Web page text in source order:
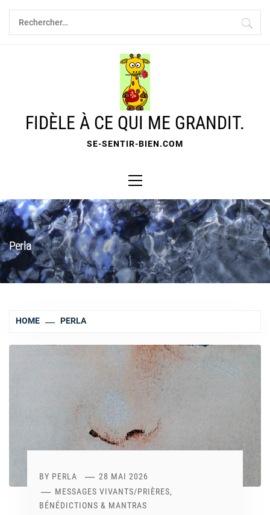
Skip
content
Rechercher :
FIDÈLE À CE QUI ME GRANDIT.
SE-SENTIR-BIEN.COM
Menu
Perla
HOME PERLA
BY PERLA
28 MAI 2026
MESSAGES VIVANTS/PRIÈRES,
BÉNÉDICTIONS & MANTRAS